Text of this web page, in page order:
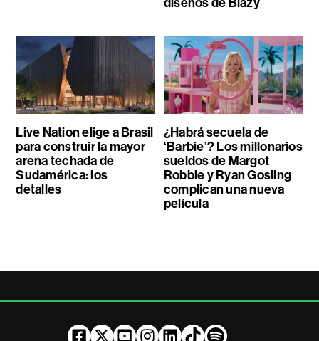
Live Nation elige a Brasil
para construir la mayor
arena techada de
Sudamérica: los
detalles
¿Habrá secuela de
‘Barbie’? Los millonarios
sueldos de Margot
Robbie y Ryan Gosling
complican una nueva
película